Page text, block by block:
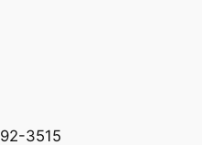
3515